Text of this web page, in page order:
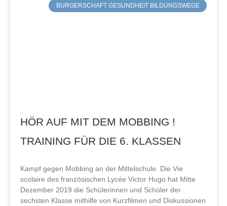
BURGERSCHAFT GESUNDHEIT BILDUNGSWEGE
HÖR AUF MIT DEM MOBBING !
TRAINING FÜR DIE 6. KLASSEN
Kampf gegen Mobbing an der Mittelschule. Die Vie
scolaire des französischen Lycée Victor Hugo hat Mitte
Dezember 2019 die Schülerinnen und Schüler der
sechsten Klasse mithilfe von Kurzfilmen und Diskussionen